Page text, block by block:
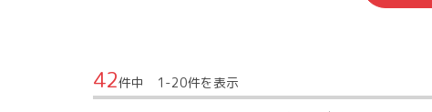
42件中 1-20件を表示